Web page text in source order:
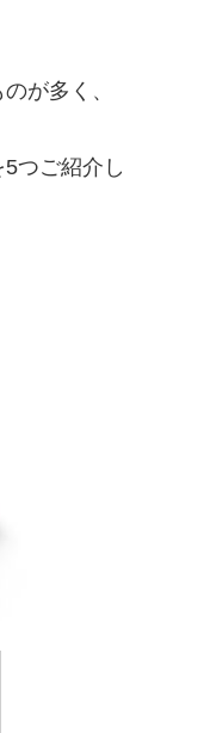
が多く、
つご紹介し